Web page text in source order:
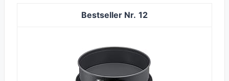
12